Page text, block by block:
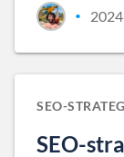
•
SEO-
SEO-